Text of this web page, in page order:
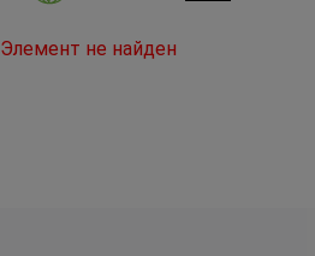
Элемент не найден